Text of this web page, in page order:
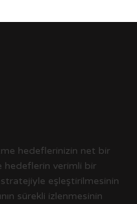
hedeflerinizin net bir
hedeflerin verimli bir
eşleştirilmesinin
sürekli izlenmesinin